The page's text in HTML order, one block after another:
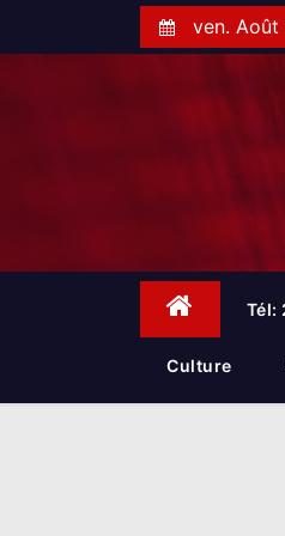
t
ven.
Tél:
Culture